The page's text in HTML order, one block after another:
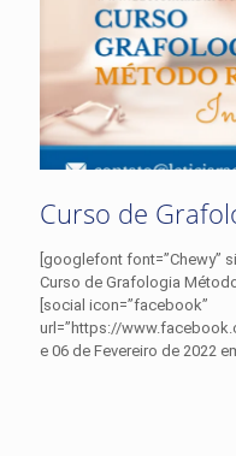
Curso de
[googlefont font=”Chewy”
Curso de Grafologia
[social icon=”facebook”
url=”https://
e 06 de Fevereiro de 2022